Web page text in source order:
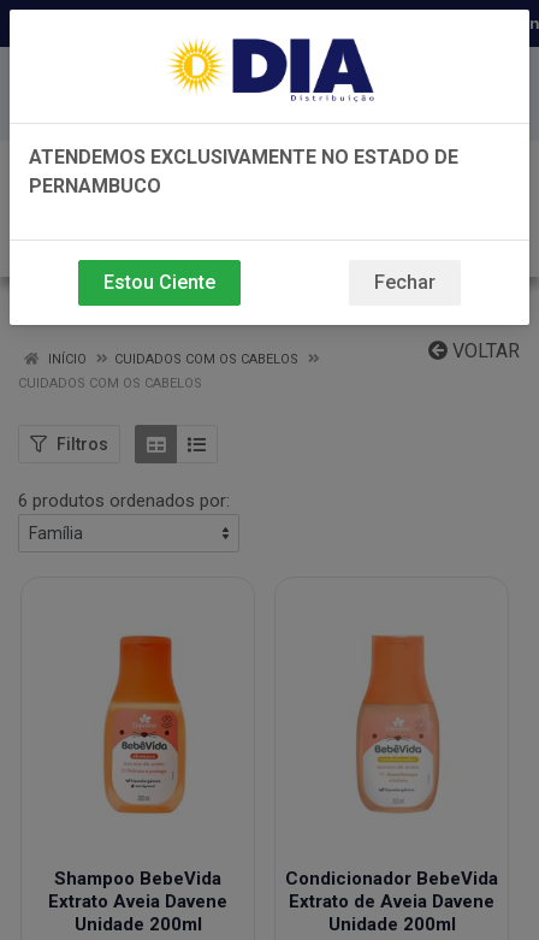
Distribuidora há 22 anos em
Baixe já nosso APP
VOLTAR
INÍCIO
CUIDADOS COM OS CABELOS
CUIDADOS COM OS CABELOS
Filtros
6 produtos ordenados por:
Shampoo BebeVida
Extrato Aveia Davene
Unidade 200ml
Condicionador BebeVida
Extrato de Aveia Davene
Unidade 200ml
ATENDEMOS EXCLUSIVAMENTE NO ESTADO DE
PERNAMBUCO
Estou Ciente Fechar